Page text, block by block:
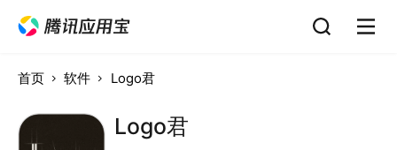
首页 软件 Logo君
Logo君